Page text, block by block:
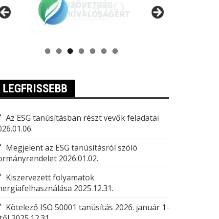
LEGFRISSEBB
Az ESG tanúsításban részt vevők feladatai
Megjelent az ESG tanúsításról szóló
2026.01.02.
Kiszervezett folyamatok
2025.12.31.
Kötelező ISO 50001 tanúsítás 2026. január 1-